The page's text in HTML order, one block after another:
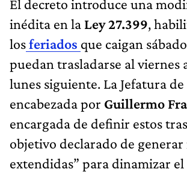
El decreto introduce una
inédita en la Ley 27.399,
losferiados que caigan
puedan trasladarse al viernes
lunes siguiente. La Jefatura
encabezada por Guillermo
encargada de definir estos
objetivo declarado de generar
extendidas” para dinamizar el